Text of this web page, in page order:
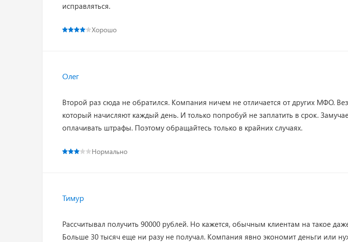
исправляться.
Хорошо
Олег
Второй раз сюда не обратился. Компания ничем не отличается от других МФО.
который начисляют каждый день. И только попробуй не заплатить в срок.
оплачивать штрафы. Поэтому обращайтесь только в крайних случаях.
Нормально
Тимур
Рассчитывал получить 90000 рублей. Но кажется, обычным клиентам на такое
Больше 30 тысяч еще ни разу не получал. Компания явно экономит деньги или